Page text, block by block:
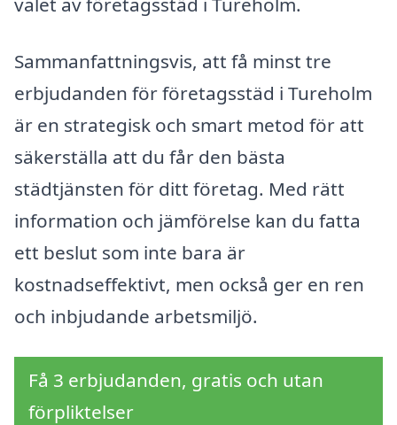
Sammanfattningsvis, att få minst tre
erbjudanden för företagsstäd i Tureholm
är en strategisk och smart metod för att
säkerställa att du får den bästa
städtjänsten för ditt företag. Med rätt
information och jämförelse kan du fatta
ett beslut som inte bara är
kostnadseffektivt, men också ger en ren
och inbjudande arbetsmiljö.
Få 3 erbjudanden, gratis och utan
förpliktelser